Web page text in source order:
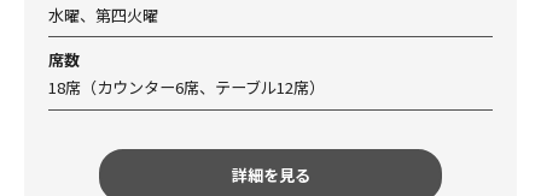
水曜、第四火曜
席数
18席（カウンター6席、テーブル12席）
詳細を見る